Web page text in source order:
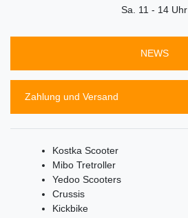
Sa. 11 - 14 Uhr
NEWS
Zahlung und Versand
Kostka Scooter
Mibo Tretroller
Yedoo Scooters
Crussis
Kickbike